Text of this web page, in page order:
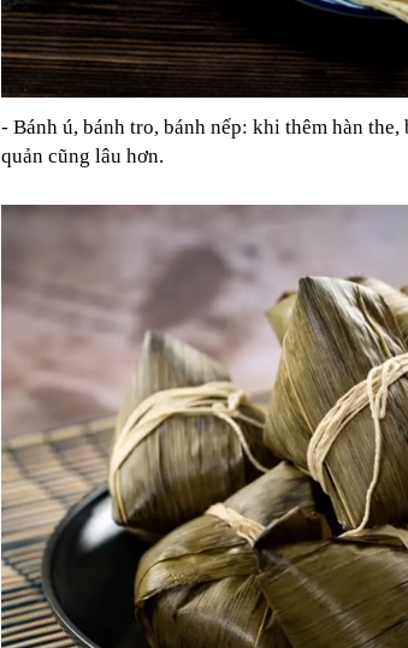
- Bánh ú, bánh tro, bánh nếp: khi thêm hàn
quản cũng lâu hơn.